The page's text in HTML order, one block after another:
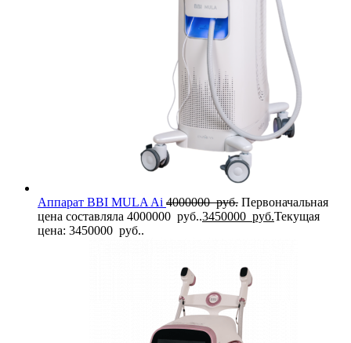
Аппарат BBI MULA Ai 4000000руб. Первоначальная
цена составляла 4000000 руб..3450000 руб.Текущая
цена: 3450000 руб..